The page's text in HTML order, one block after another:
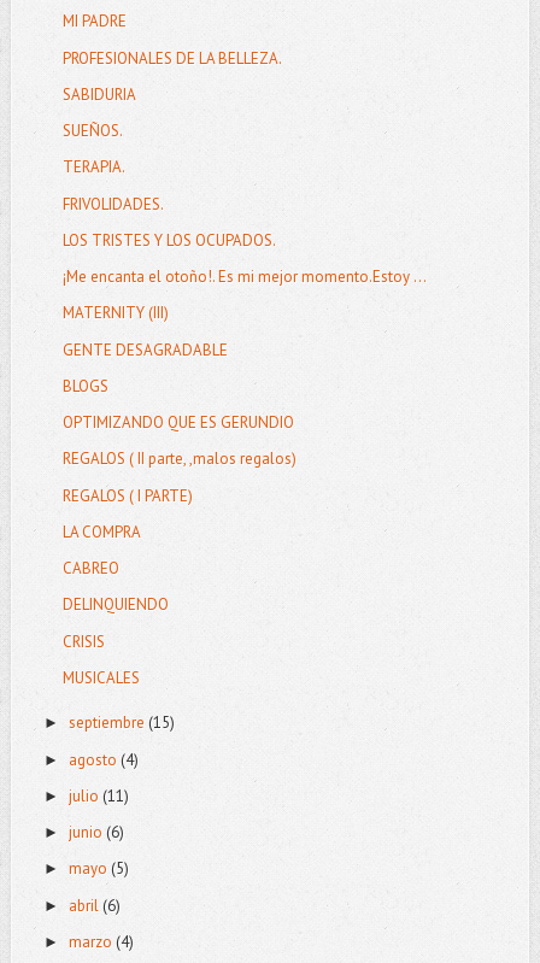
MI PADRE
PROFESIONALES DE LA BELLEZA.
SABIDURIA
SUEÑOS.
TERAPIA.
FRIVOLIDADES.
LOS TRISTES Y LOS OCUPADOS.
¡Me encanta el otoño!. Es mi mejor momento.Estoy ...
MATERNITY (III)
GENTE DESAGRADABLE
BLOGS
OPTIMIZANDO QUE ES GERUNDIO
REGALOS ( II parte, ,malos regalos)
REGALOS ( I PARTE)
LA COMPRA
CABREO
DELINQUIENDO
CRISIS
MUSICALES
► septiembre (15)
► agosto (4)
► julio (11)
► junio (6)
► mayo (5)
► abril (6)
► marzo (4)